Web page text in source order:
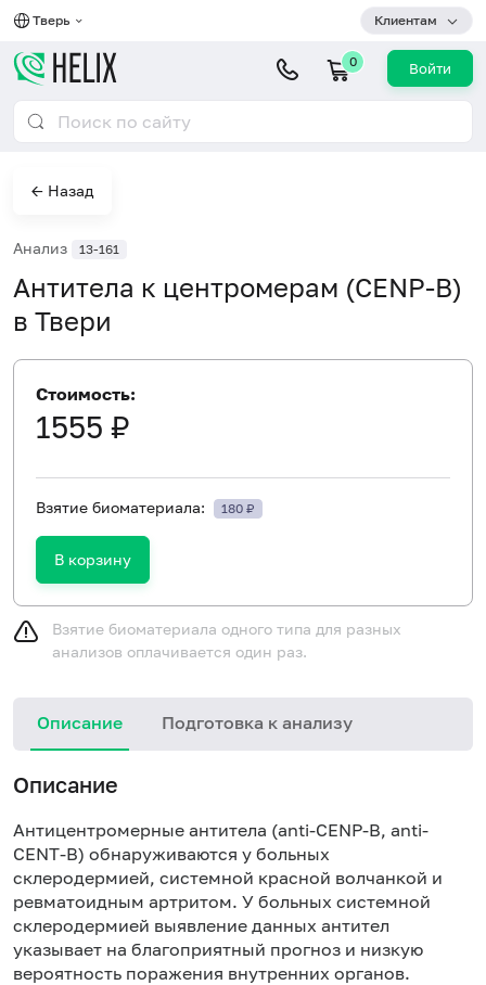
Тверь Клиентам
0 Войти
← Назад
Анализ 13-161
Антитела к центромерам (CENP-B)
в Твери
Стоимость:
1555 ₽
Взятие биоматериала: 180 ₽
В корзину
Взятие биоматериала одного типа для разных
анализов оплачивается один раз.
Описание Подготовка к анализу
Описание
Антицентромерные антитела (anti-CENP-B, anti-
CENT-B) обнаруживаются у больных
склеродермией, системной красной волчанкой и
ревматоидным артритом. У больных системной
склеродермией выявление данных антител
указывает на благоприятный прогноз и низкую
вероятность поражения внутренних органов.